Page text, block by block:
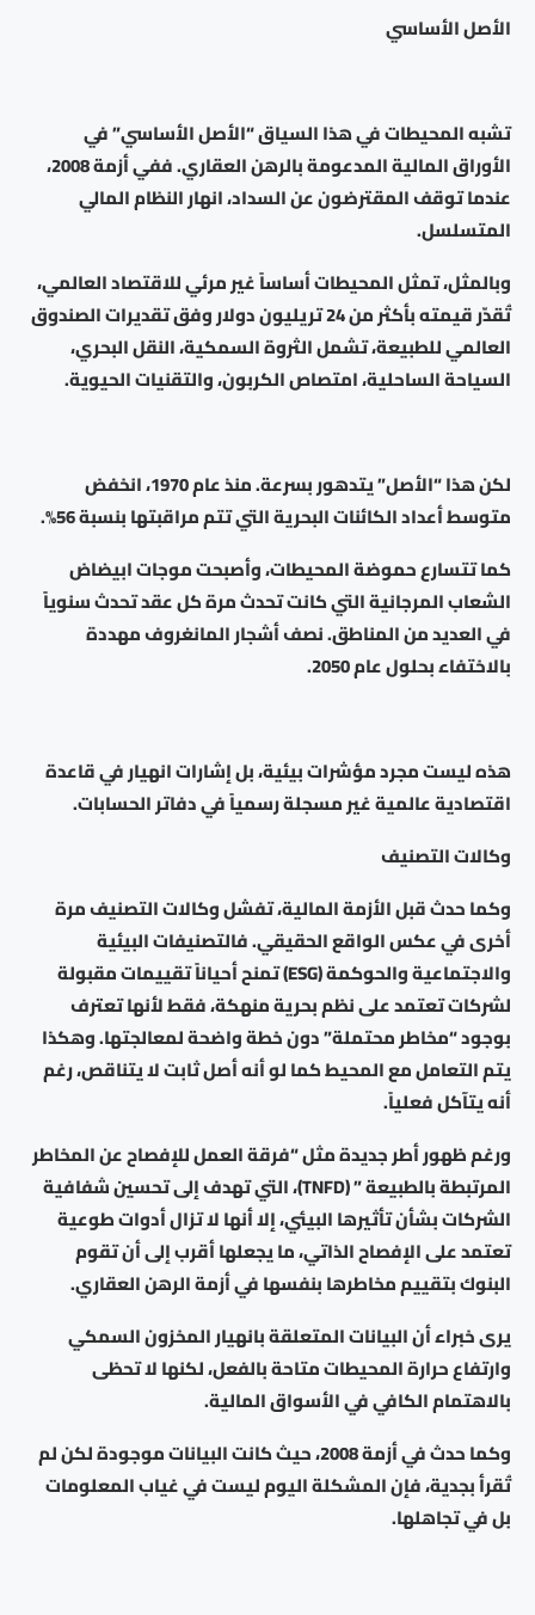
الأصل الأساسي
تشبه المحيطات في هذا السياق “الأصل الأساسي” في
الأوراق المالية المدعومة بالرهن العقاري. ففي أزمة 2008،
عندما توقف المقترضون عن السداد، انهار النظام المالي
المتسلسل.
وبالمثل، تمثل المحيطات أساساً غير مرئي للاقتصاد العالمي،
تُقدّر قيمته بأكثر من 24 تريليون دولار وفق تقديرات الصندوق
العالمي للطبيعة، تشمل الثروة السمكية، النقل البحري،
السياحة الساحلية، امتصاص الكربون، والتقنيات الحيوية.
لكن هذا “الأصل” يتدهور بسرعة. منذ عام 1970، انخفض
متوسط أعداد الكائنات البحرية التي تتم مراقبتها بنسبة 56%.
كما تتسارع حموضة المحيطات، وأصبحت موجات ابيضاض
الشعاب المرجانية التي كانت تحدث مرة كل عقد تحدث سنوياً
في العديد من المناطق. نصف أشجار المانغروف مهددة
بالاختفاء بحلول عام 2050.
هذه ليست مجرد مؤشرات بيئية، بل إشارات انهيار في قاعدة
اقتصادية عالمية غير مسجلة رسمياً في دفاتر الحسابات.
وكالات التصنيف
وكما حدث قبل الأزمة المالية، تفشل وكالات التصنيف مرة
أخرى في عكس الواقع الحقيقي. فالتصنيفات البيئية
والاجتماعية والحوكمة (ESG) تمنح أحياناً تقييمات مقبولة
لشركات تعتمد على نظم بحرية منهكة، فقط لأنها تعترف
بوجود “مخاطر محتملة” دون خطة واضحة لمعالجتها. وهكذا
يتم التعامل مع المحيط كما لو أنه أصل ثابت لا يتناقص، رغم
أنه يتآكل فعلياً.
ورغم ظهور أطر جديدة مثل “فرقة العمل للإفصاح عن المخاطر
المرتبطة بالطبيعة ” (TNFD)، التي تهدف إلى تحسين شفافية
الشركات بشأن تأثيرها البيئي، إلا أنها لا تزال أدوات طوعية
تعتمد على الإفصاح الذاتي، ما يجعلها أقرب إلى أن تقوم
البنوك بتقييم مخاطرها بنفسها في أزمة الرهن العقاري.
يرى خبراء أن البيانات المتعلقة بانهيار المخزون السمكي
وارتفاع حرارة المحيطات متاحة بالفعل، لكنها لا تحظى
بالاهتمام الكافي في الأسواق المالية.
وكما حدث في أزمة 2008، حيث كانت البيانات موجودة لكن لم
تُقرأ بجدية، فإن المشكلة اليوم ليست في غياب المعلومات
بل في تجاهلها.